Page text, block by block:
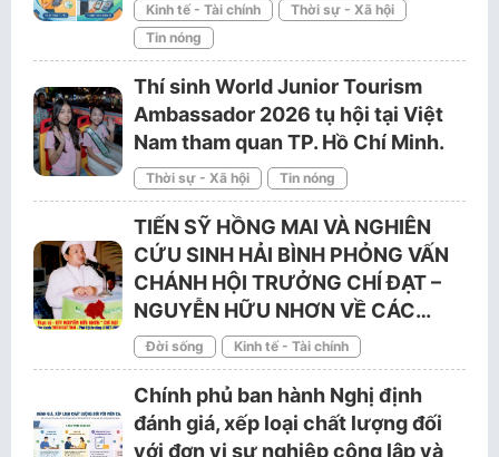
Kinh tế - Tài chính
Thời sự - Xã hội
Tin nóng
Thí sinh World Junior Tourism
Ambassador 2026 tụ hội tại Việt
Nam tham quan TP. Hồ Chí Minh.
Thời sự - Xã hội Tin nóng
TIẾN SỸ HỒNG MAI VÀ NGHIÊN
CỨU SINH HẢI BÌNH PHỎNG VẤN
CHÁNH HỘI TRƯỞNG CHÍ ĐẠT –
NGUYỄN HỮU NHƠN VỀ CÁC…
Đời sống Kinh tế - Tài chính
Chính phủ ban hành Nghị định
đánh giá, xếp loại chất lượng đối
với đơn vị sự nghiệp công lập và